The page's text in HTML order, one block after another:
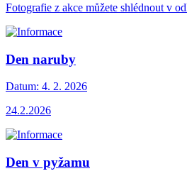
Fotografie z akce můžete shlédnout v
Den naruby
Datum: 4. 2. 2026
24.2.2026
Den v pyžamu